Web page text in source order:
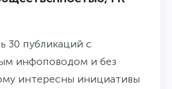
30 публикаций с
инфоповодом и без
интересны инициативы